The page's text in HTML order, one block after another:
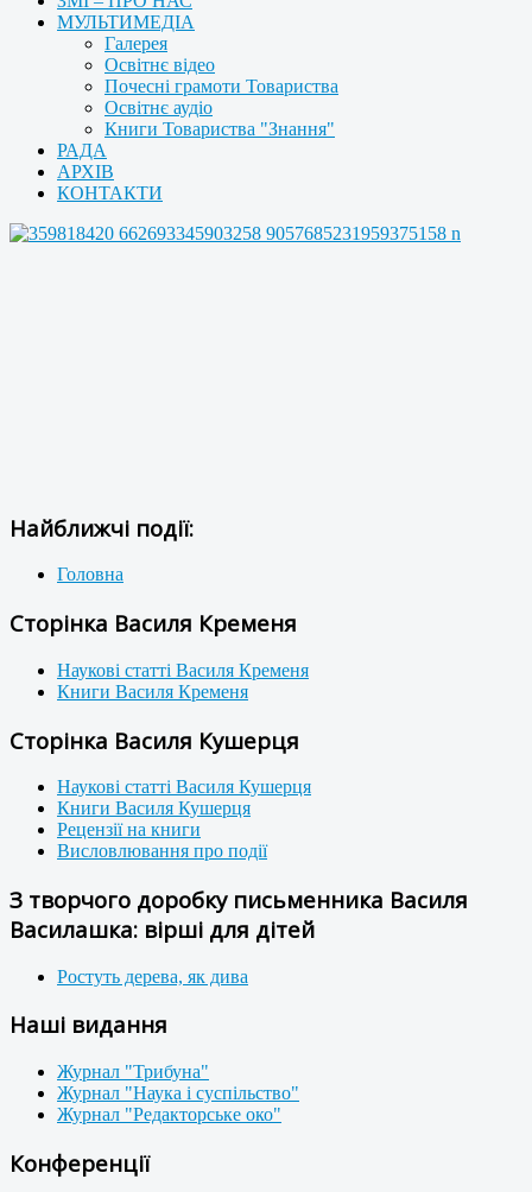
МУЛЬТИМЕДІА
Галерея
Освітнє відео
Почесні грамоти Товариства
Освітнє аудіо
Книги Товариства "Знання"
РАДА
АРХІВ
КОНТАКТИ
Найближчі події:
Головна
Сторінка Василя Кременя
Наукові статті Василя Кременя
Книги Василя Кременя
Сторінка Василя Кушерця
Наукові статті Василя Кушерця
Книги Василя Кушерця
Рецензії на книги
Висловлювання про події
З творчого доробку письменника Василя
Василашка: вірші для дітей
Ростуть дерева, як дива
Наші видання
Журнал "Трибуна"
Журнал "Наука і суспільство"
Журнал "Редакторське око"
Конференції